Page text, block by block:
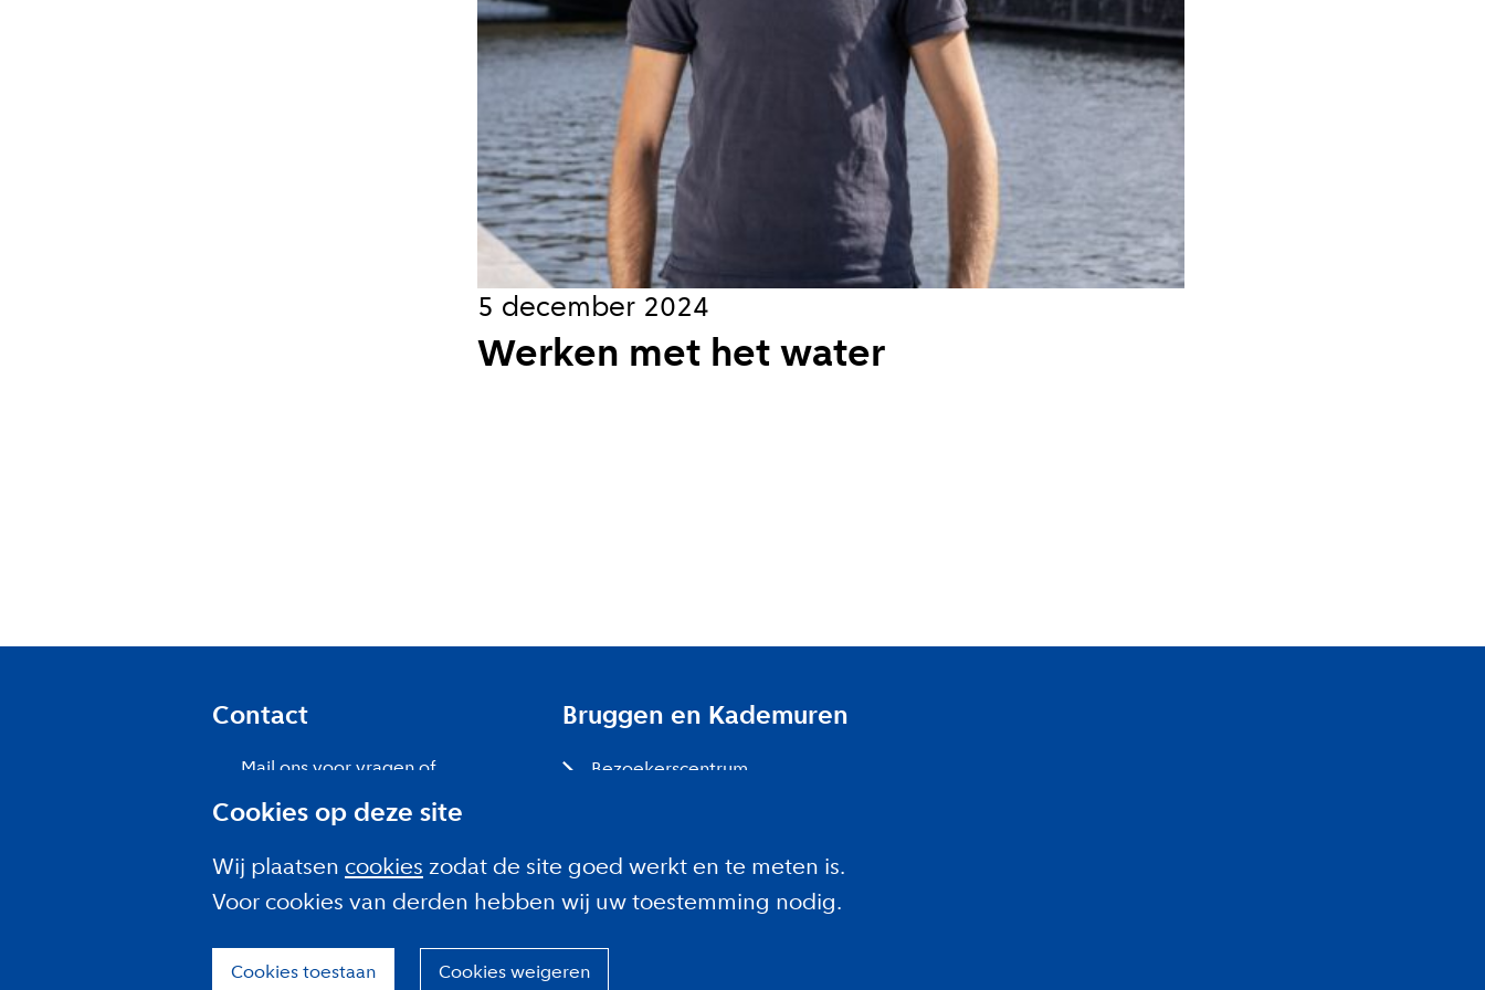
Cookies op deze site
Wij plaatsen cookies zodat de site goed werkt en te meten is.
Voor cookies van derden hebben wij uw toestemming nodig.
Cookies toestaan Cookies weigeren
Wekelijks
Maandelijks
Ik ga akkoord met deprivacy voorwaarden
Werken met het water
5 december 2024
Contact
Mail ons voor vragen of
opmerkingen
Meld je aan voor de
nieuwsbrief
Over ons
Bruggen en Kademuren
Bezoekerscentrum